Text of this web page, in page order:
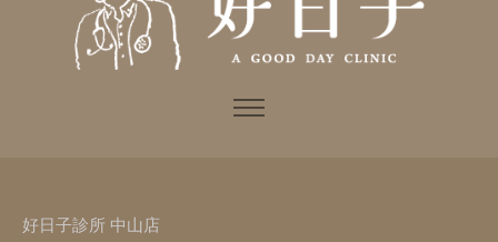
好日子診所 中山店